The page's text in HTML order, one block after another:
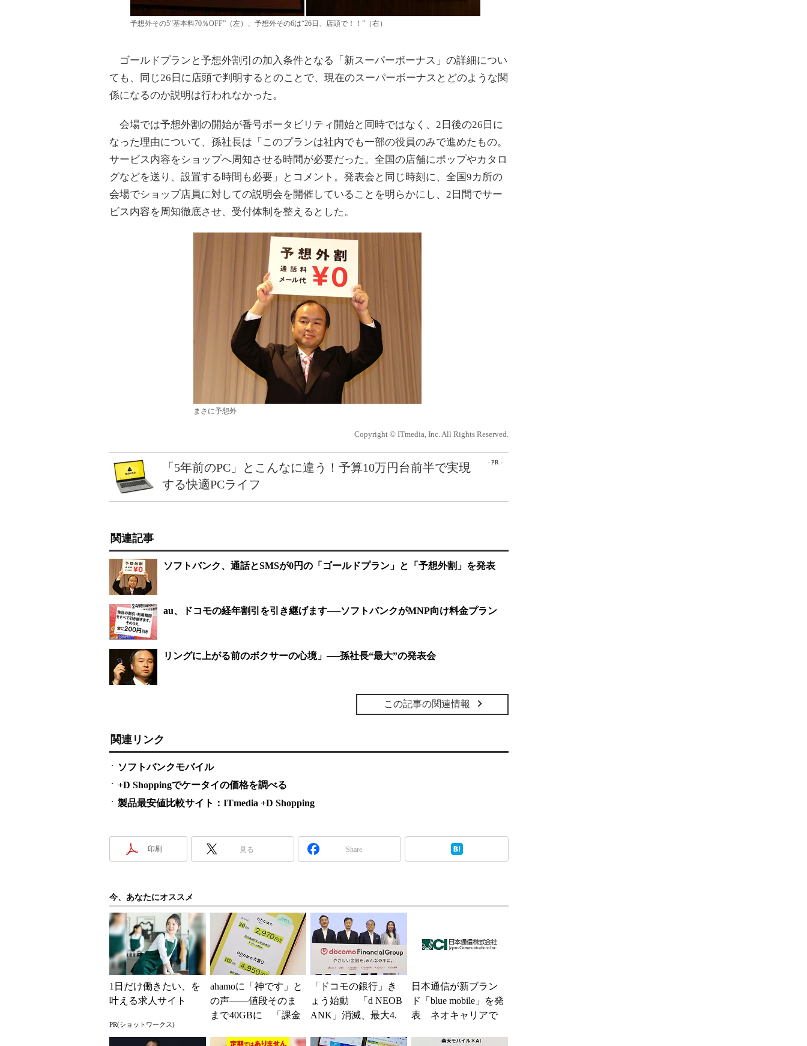
予想外その5“基本料70％OFF”（左）、予想外その6は“26日、店頭で！！”（右）
ゴールドプランと予想外割引の加入条件となる「新スーパーボーナス」の詳細につい
ても、同じ26日に店頭で判明するとのことで、現在のスーパーボーナスとどのような関
係になるのか説明は行われなかった。
会場では予想外割の開始が番号ポータビリティ開始と同時ではなく、2日後の26日に
なった理由について、孫社長は「このプランは社内でも一部の役員のみで進めたもの。
サービス内容をショップへ周知させる時間が必要だった。全国の店舗にポップやカタロ
グなどを送り、設置する時間も必要」とコメント。発表会と同じ時刻に、全国9カ所の
会場でショップ店員に対しての説明会を開催していることを明らかにし、2日間でサー
ビス内容を周知徹底させ、受付体制を整えるとした。
まさに予想外
Copyright © ITmedia, Inc. All Rights Reserved.
- PR -
「5年前のPC」とこんなに違う！予算10万円台前半で実現
する快適PCライフ
関連記事
ソフトバンク、通話とSMSが0円の「ゴールドプラン」と「予想外割」を発表
au、ドコモの経年割引を引き継げます──ソフトバンクがMNP向け料金プラン
リングに上がる前のボクサーの心境」──孫社長“最大”の発表会
この記事の関連情報
関連リンク
ソフトバンクモバイル
+D Shoppingでケータイの価格を調べる
製品最安値比較サイト：ITmedia +D Shopping
印刷 見る Share
今、あなたにオススメ
1日だけ働きたい、を
叶える求人サイト
PR(ショットワークス)
ahamoに「神です」と
の声――値段そのま
まで40GBに 「課金
た」と戸惑いも
「ドコモの銀行」き
ょう始動 「d NEOB
ANK」消滅、最大4.
解説
日本通信が新ブラン
ド「blue mobile」を発
表 ネオキャリアで